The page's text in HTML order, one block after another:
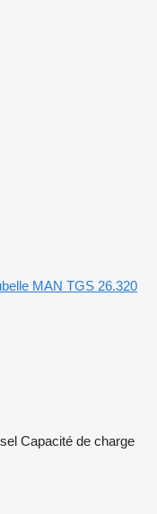
MAN TGS 26.320
Capacité de charge